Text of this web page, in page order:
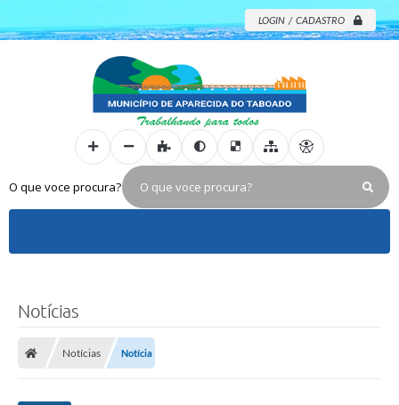
LOGIN / CADASTRO
O que voce procura?
Notícias
Notícias Notícia